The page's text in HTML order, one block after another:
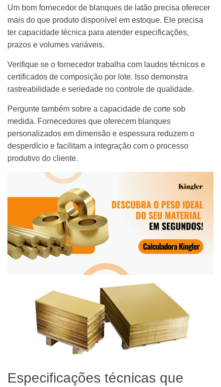
Um bom fornecedor de blanques de latão precisa oferecer
mais do que produto disponível em estoque. Ele precisa
ter capacidade técnica para atender especificações,
prazos e volumes variáveis.
Verifique se o fornecedor trabalha com laudos técnicos e
certificados de composição por lote. Isso demonstra
rastreabilidade e seriedade no controle de qualidade.
Pergunte também sobre a capacidade de corte sob
medida. Fornecedores que oferecem blanques
personalizados em dimensão e espessura reduzem o
desperdício e facilitam a integração com o processo
produtivo do cliente.
Especificações técnicas que